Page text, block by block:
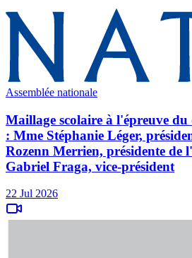
Assemblée nationale
Maillage scolaire à l'épreuve
: Mme Stéphanie Léger,
Rozenn Merrien, présidente de
Gabriel Fraga, vice-président
22 Jul 2026